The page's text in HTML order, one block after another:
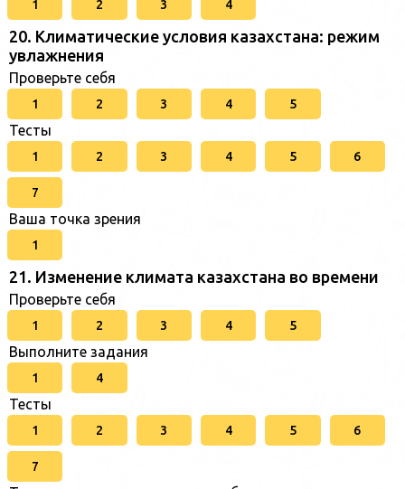
1 2 3 4
20. Климатические условия казахстана: режим
увлажнения
Проверьте себя
1 2 3 4 5
Тесты
1 2 3 4 5 6
7
Ваша точка зрения
1
21. Изменение климата казахстана во времени
Проверьте себя
1 2 3 4 5
Выполните задания
1 4
Тесты
1 2 3 4 5 6
7